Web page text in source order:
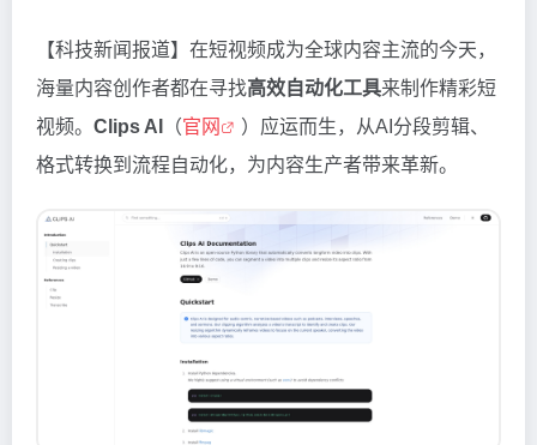
【科技新闻报道】在短视频成为全球内容主流的今天，
海量内容创作者都在寻找高效自动化工具来制作精彩短
视频。 Clips AI （官网
）应运而生，从AI分段剪辑、
格式转换到流程自动化，为内容生产者带来革新。